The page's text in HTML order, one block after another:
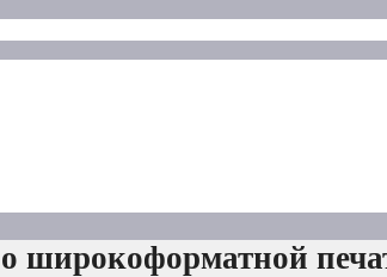
широкоформатной